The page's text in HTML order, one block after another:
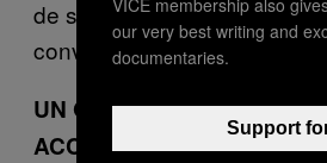
de su boda. Estaba
convulsionado. Murió en el
UN GÜEY QUE CASI
ACCIDETALMENTE A
our very best writing and
documentaries.
Support